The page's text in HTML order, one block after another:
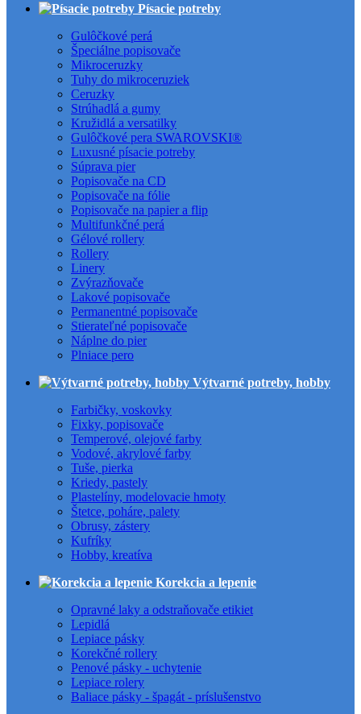
Písacie potreby
Gulôčkové perá
Špeciálne popisovače
Mikroceruzky
Tuhy do mikroceruziek
Ceruzky
Strúhadlá a gumy
Kružidlá a versatilky
Gulôčkové pera SWAROVSKI®
Luxusné písacie potreby
Súprava pier
Popisovače na CD
Popisovače na fólie
Popisovače na papier a flip
Multifunkčné perá
Gélové rollery
Rollery
Linery
Zvýrazňovače
Lakové popisovače
Permanentné popisovače
Stierateľné popisovače
Náplne do pier
Plniace pero
Výtvarné potreby, hobby
Farbičky, voskovky
Fixky, popisovače
Temperové, olejové farby
Vodové, akrylové farby
Tuše, pierka
Kriedy, pastely
Plastelíny, modelovacie hmoty
Štetce, poháre, palety
Obrusy, zástery
Kufríky
Hobby, kreatíva
Korekcia a lepenie
Opravné laky a odstraňovače etikiet
Lepidlá
Lepiace pásky
Korekčné rollery
Penové pásky - uchytenie
Lepiace rolery
Baliace pásky - špagát - príslušenstvo